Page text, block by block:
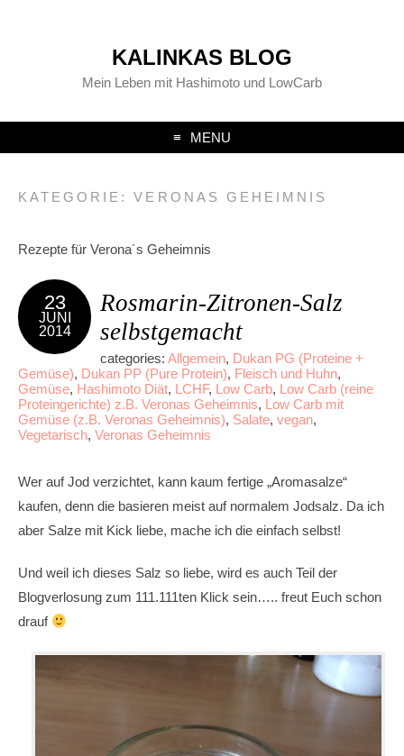
KALINKAS BLOG
Mein Leben mit Hashimoto und LowCarb
MENU
KATEGORIE:VERONAS GEHEIMNIS
Rezepte für Verona´s Geheimnis
23
JUNI
2014
Rosmarin-Zitronen-Salz
selbstgemacht
categories: Allgemein, Dukan PG (Proteine +
Gemüse), Dukan PP (Pure Protein), Fleisch und Huhn,
Gemüse, Hashimoto Diät, LCHF, Low Carb, Low Carb (reine
Proteingerichte) z.B. Veronas Geheimnis, Low Carb mit
Gemüse (z.B. Veronas Geheimnis), Salate, vegan,
Vegetarisch, Veronas Geheimnis
Wer auf Jod verzichtet, kann kaum fertige „Aromasalze“
kaufen, denn die basieren meist auf normalem Jodsalz. Da ich
aber Salze mit Kick liebe, mache ich die einfach selbst!
Und weil ich dieses Salz so liebe, wird es auch Teil der
Blogverlosung zum 111.111ten Klick sein….. freut Euch schon
drauf